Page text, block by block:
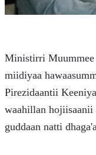
Ministirri
miidiyaa
Pirezidaantii
waahillan
guddaan natti